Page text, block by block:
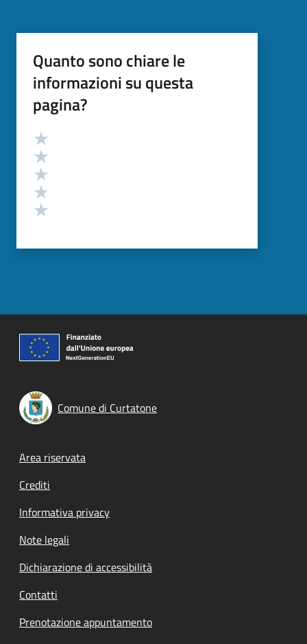
Quanto sono chiare le
informazioni su questa
pagina?
Valutazione
Comune di Curtatone
Footer menu
Area riservata
Crediti
Informativa privacy
Note legali
Dichiarazione di accessibilità
Contatti
Prenotazione appuntamento